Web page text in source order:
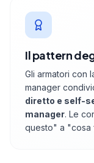
Il pattern
Gli armatori con
manager
diretto e self-
manager. Le
questo" a "cosa